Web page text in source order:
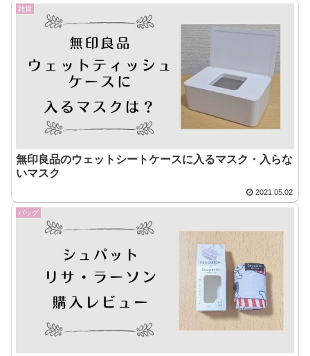
雑貨
無印良品のウェットシートケースに入るマスク・入らな
いマスク
2021.05.02
バッグ